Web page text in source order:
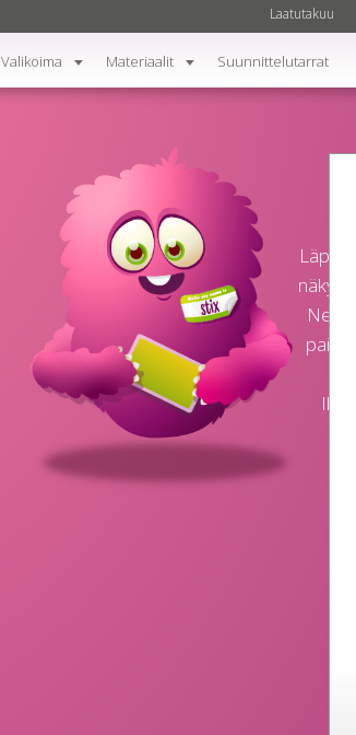
näkyä,
Ne
Valikoima Materiaalit Suunnittelutarrat
Laatutakuu